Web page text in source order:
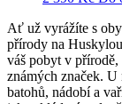
Ať už vyrážíte s
přírody na
váš pobyt v
známých značek. U
batohů, nádobí a